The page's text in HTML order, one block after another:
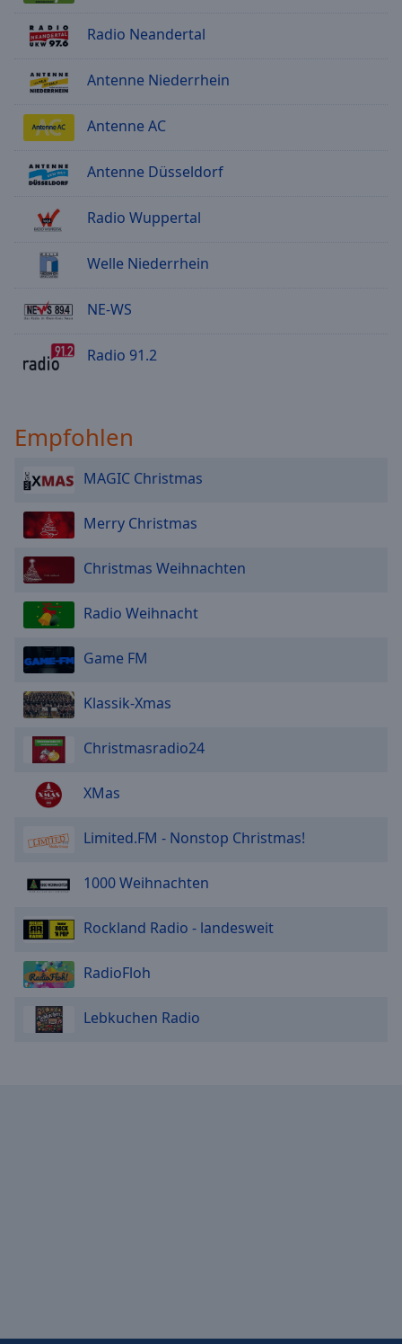
Radio Neandertal
Antenne Niederrhein
Antenne AC
Antenne Düsseldorf
Radio Wuppertal
Welle Niederrhein
NE-WS
Radio 91.2
Empfohlen
MAGIC Christmas
Merry Christmas
Christmas Weihnachten
Radio Weihnacht
Game FM
Klassik-Xmas
Christmasradio24
XMas
Limited.FM - Nonstop Christmas!
1000 Weihnachten
Rockland Radio - landesweit
RadioFloh
Lebkuchen Radio